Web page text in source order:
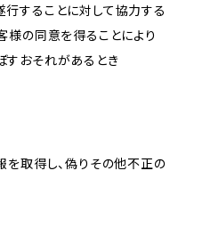
することに対して協力する
様の同意を得ることにより
おそれがあるとき
を取得し、偽りその他不正の